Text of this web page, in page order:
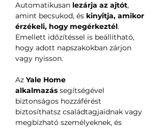
Automatikusan lezárja az ajtót,
amint becsukod, és kinyitja, amikor
érzékeli, hogy megérkeztél.
Emellett időzítéssel is beállítható,
hogy adott napszakokban zárjon
vagy nyisson.
Az Yale Home
alkalmazás segítségével
biztonságos hozzáférést
biztosíthatsz családtagjaidnak vagy
megbízható személyeknek, és